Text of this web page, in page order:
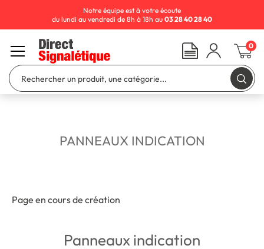
PANNEAUX INDICATION
Page en cours de création
Panneaux indication
Notre équipe est à votre écoute
du lundi au vendredi de 8h à 18h au 03 28 40 28 40
0